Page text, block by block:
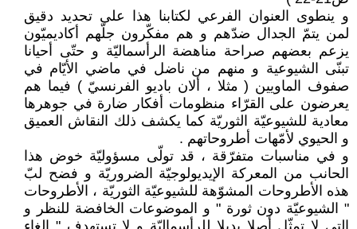
و ينطوى العنوان الفرعي لكتابنا هذا على تحديد دقيق
لمن يتمّ الجدال ضدّهم و هم مفكّرون جلّهم أكاديميّون
يزعم بعضهم صراحة مناهضة الرأسماليّة و حتّى أحيانا
تبنّى الشيوعية و منهم من ناضل في ماضي الأيّام في
صفوف الماويين ( مثلا ، ألان باديو الفرنسيّ ) فيما هم
يعرضون على القرّاء منظومات أفكار ضارة في جوهرها
معادية للشيوعيّة الثوريّة كما يكشف ذلك النقاش العميق
و الحيوي لأمّهات أطروحاتهم .
و في مناسبات متفرّقة ، قد تولّى مسؤوليّة خوض هذا
الحانب من المعركة الإيديولوجيّة الضروريّة و فضح لبّ
هذه الأطروحات المشوّهة للشيوعيّة الثوريّة ، الأطروحات
" الشيوعيّة دون ثورة " و الموضوعات الخافضة للنظر و